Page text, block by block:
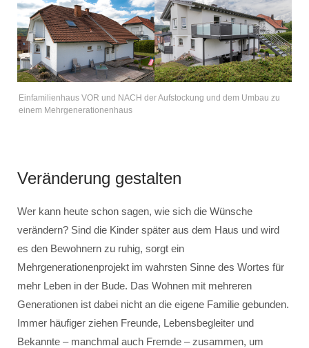
Einfamilienhaus VOR und NACH der Aufstockung und dem Umbau zu
einem Mehrgenerationenhaus
Veränderung gestalten
Wer kann heute schon sagen, wie sich die Wünsche
verändern? Sind die Kinder später aus dem Haus und wird
es den Bewohnern zu ruhig, sorgt ein
Mehrgenerationenprojekt im wahrsten Sinne des Wortes für
mehr Leben in der Bude. Das Wohnen mit mehreren
Generationen ist dabei nicht an die eigene Familie gebunden.
Immer häufiger ziehen Freunde, Lebensbegleiter und
Bekannte – manchmal auch Fremde – zusammen, um